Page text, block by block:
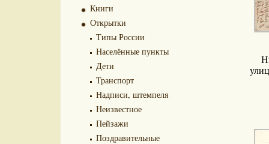
Книги
Открытки
Типы России
Населённые пункты
Дети
Транспорт
Надписи, штемпеля
Неизвестное
Пейзажи
Поздравительные